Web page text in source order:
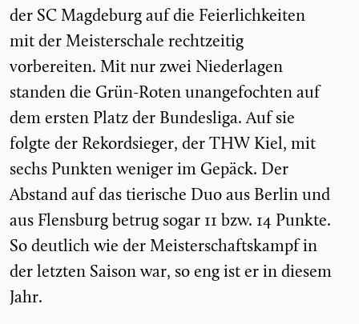
der SC Magdeburg auf die Feierlichkeiten
mit der Meisterschale rechtzeitig
vorbereiten. Mit nur zwei Niederlagen
standen die Grün-Roten unangefochten auf
dem ersten Platz der Bundesliga. Auf sie
folgte der Rekordsieger, der THW Kiel, mit
sechs Punkten weniger im Gepäck. Der
Abstand auf das tierische Duo aus Berlin und
aus Flensburg betrug sogar 11 bzw. 14 Punkte.
So deutlich wie der Meisterschaftskampf in
der letzten Saison war, so eng ist er in diesem
Jahr.